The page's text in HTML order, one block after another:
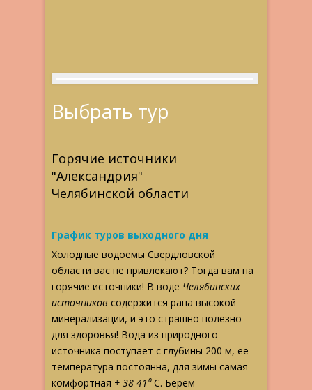
Выбрать тур
Горячие источники
"Александрия"
Челябинской области
График туров выходного дня
Холодные водоемы Свердловской
области вас не привлекают? Тогда вам на
горячие источники! В воде Челябинских
источников содержится рапа высокой
минерализации, и это страшно полезно
для здоровья! Вода из природного
источника поступает с глубины 200 м, ее
температура постоянна, для зимы самая
комфортная + 38-41⁰С. Берем